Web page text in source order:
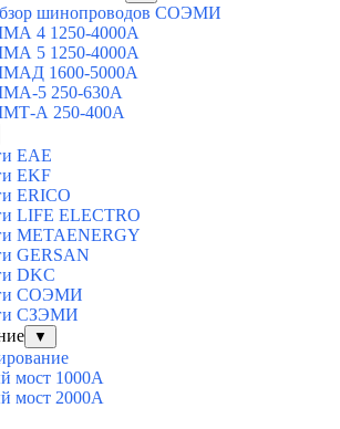
шинопроводов СОЭМИ
4 1250-4000А
5 1250-4000А
1600-5000А
5 250-630А
А 250-400А
EAE
EKF
ERICO
LIFE ELECTRO
METAENERGY
GERSAN
DKC
СОЭМИ
СЗЭМИ
▼
мост 1000А
мост 2000А